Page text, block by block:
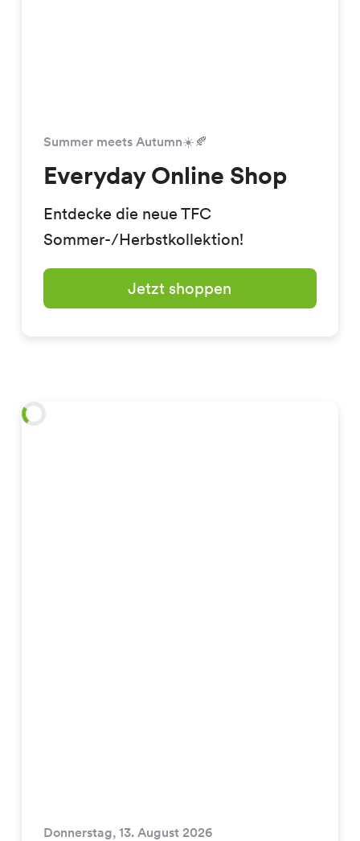
Summer meets Autumn☀️🍂
Everyday Online Shop
Entdecke die neue TFC
Sommer-/Herbstkollektion!
Jetzt shoppen
Donnerstag, 13. August 2026